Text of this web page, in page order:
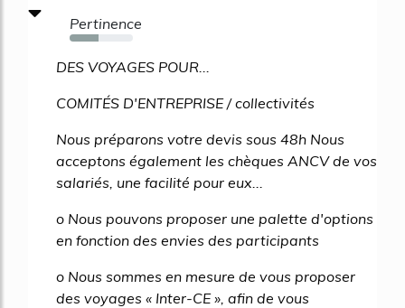
Pertinence
45%
DES VOYAGES POUR...
COMITÉS D'ENTREPRISE / collectivités
Nous préparons votre devis sous 48h Nous
acceptons également les chèques ANCV de vos
salariés, une facilité pour eux...
o Nous pouvons proposer une palette d'options
en fonction des envies des participants
o Nous sommes en mesure de vous proposer
des voyages « Inter-CE », afin de vous